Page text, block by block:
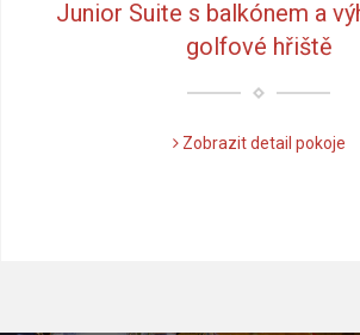
Junior Suite s balkónem a
golfové hřiště
Zobrazit detail pokoje